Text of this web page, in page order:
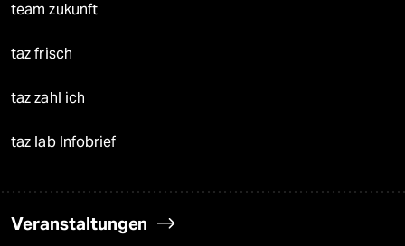
team zukunft
taz frisch
taz zahl ich
taz lab Infobrief
Veranstaltungen